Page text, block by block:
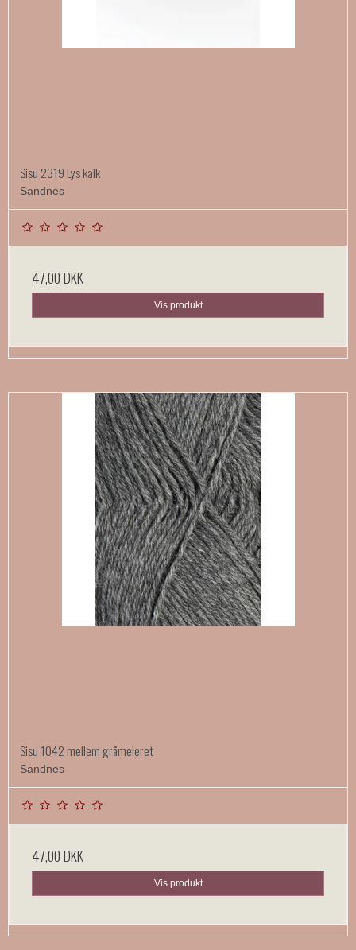
Sisu 2319 Lys kalk
Sandnes
47,00 DKK
Vis produkt
Sisu 1042 mellem gråmeleret
Sandnes
47,00 DKK
Vis produkt